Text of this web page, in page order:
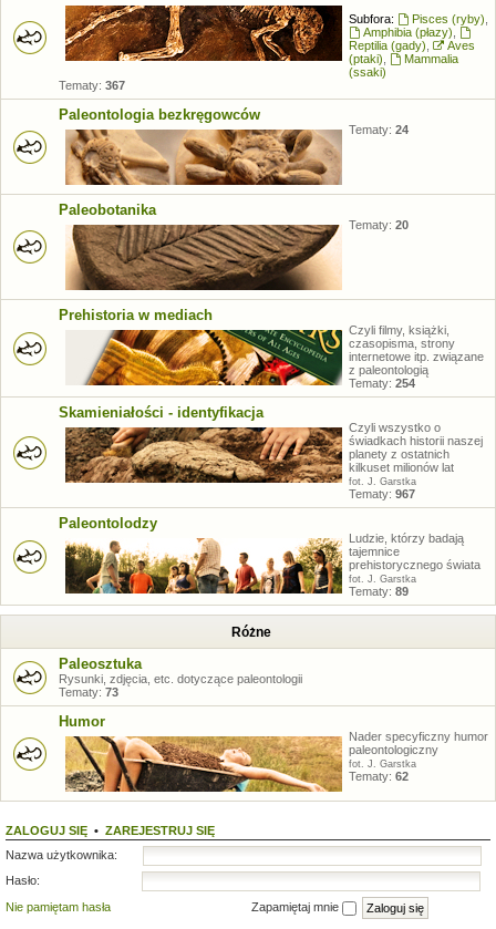
Subfora: Pisces (ryby)
Amphibia (płazy)
Reptilia (gady)
Aves
(ptaki)
Mammalia
(ssaki)
Tematy: 367
Paleontologia bezkręgowców
Tematy: 24
Paleobotanika
Tematy: 20
Prehistoria w mediach
Czyli filmy, książki,
czasopisma, strony
internetowe itp. związane
z paleontologią
Tematy: 254
Skamieniałości - identyfikacja
Czyli wszystko o
świadkach historii naszej
planety z ostatnich
kilkuset milionów lat
fot. J. Garstka
Tematy: 967
Paleontolodzy
Ludzie, którzy badają
tajemnice
prehistorycznego świata
fot. J. Garstka
Tematy: 89
Różne
Paleosztuka
Rysunki, zdjęcia, etc. dotyczące paleontologii
Tematy: 73
Humor
Nader specyficzny humor
paleontologiczny
fot. J. Garstka
Tematy: 62
ZALOGUJ SIĘ • ZAREJESTRUJ SIĘ
Nazwa użytkownika:
Hasło:
Nie pamiętam hasła
Zapamiętaj mnie